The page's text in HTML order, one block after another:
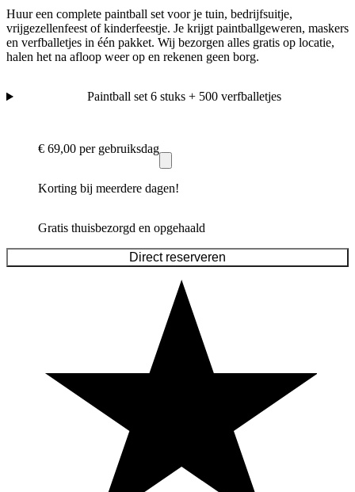
Huur een complete paintball set voor je tuin, bedrijfsuitje,
vrijgezellenfeest of kinderfeestje. Je krijgt paintballgeweren, maskers
en verfballetjes in één pakket. Wij bezorgen alles gratis op locatie,
halen het na afloop weer op en rekenen geen borg.
Paintball set 6 stuks + 500 verfballetjes
€ 69,00 per gebruiksdag
Korting bij meerdere dagen!
Gratis thuisbezorgd en opgehaald
Direct reserveren